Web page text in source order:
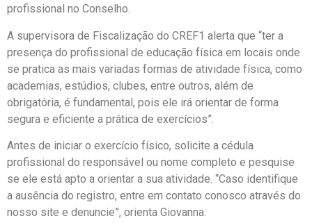
profissional no Conselho.
A supervisora de Fiscalização do CREF1 alerta que “ter a
presença do profissional de educação física em locais onde
se pratica as mais variadas formas de atividade física, como
academias, estúdios, clubes, entre outros, além de
obrigatória, é fundamental, pois ele irá orientar de forma
segura e eficiente a prática de exercícios”.
Antes de iniciar o exercício físico, solicite a cédula
profissional do responsável ou nome completo e pesquise
se ele está apto a orientar a sua atividade. “Caso identifique
a ausência do registro, entre em contato conosco através do
nosso site e denuncie”, orienta Giovanna.